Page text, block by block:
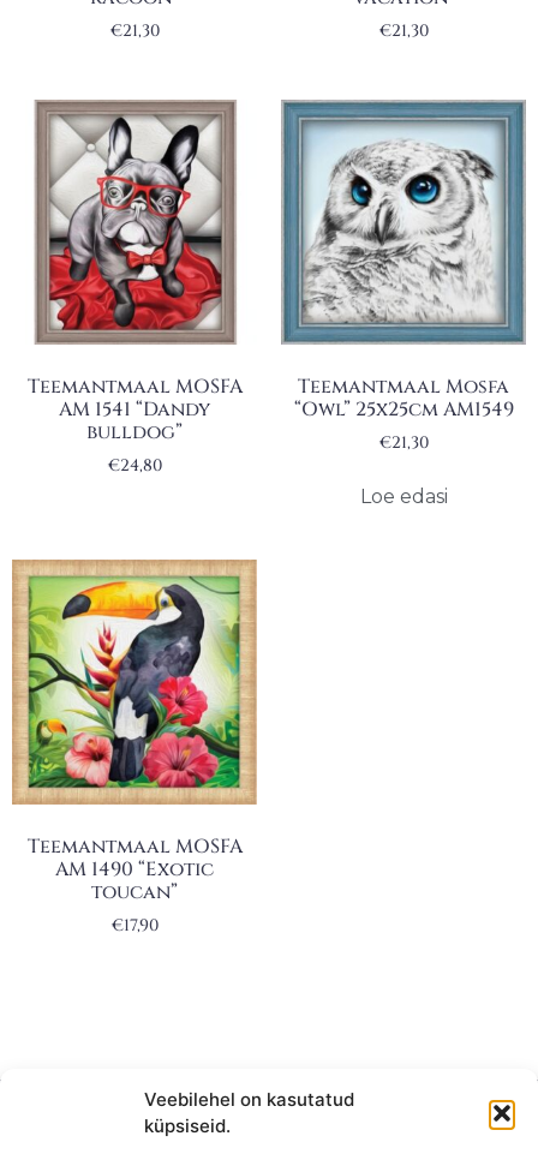
Veebilehel on kasutatud
küpsiseid.
€21,30 €21,30
Teemantmaal MOSFA
AM 1541 “Dandy
bulldog”
€24,80
Teemantmaal Mosfa
“Owl” 25x25cm AM1549
€21,30
Loe edasi
Teemantmaal MOSFA
AM 1490 “Exotic
toucan”
€17,90